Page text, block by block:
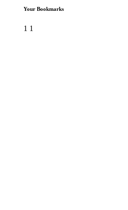
Your Bookmarks
1 1